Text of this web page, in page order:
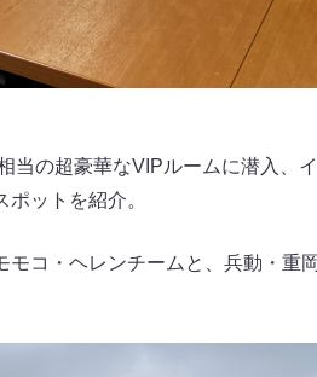
当の超豪華なVIPルームに潜入、
ットを紹介。
コ・ヘレンチームと、兵動・重